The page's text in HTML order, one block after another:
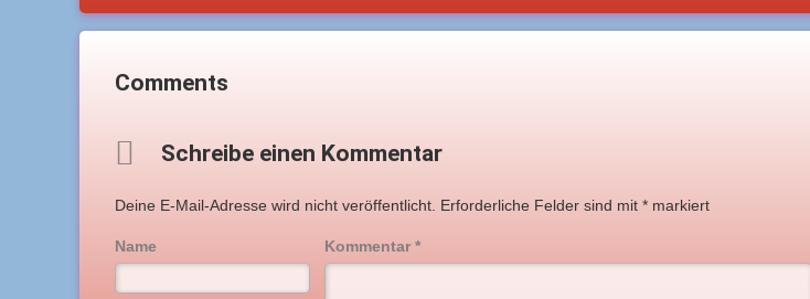
Comments
Schreibe einen Kommentar
Deine E-Mail-Adresse wird nicht veröffentlicht. Erforderliche Felder sind mit * markiert
Kommentar*
Name